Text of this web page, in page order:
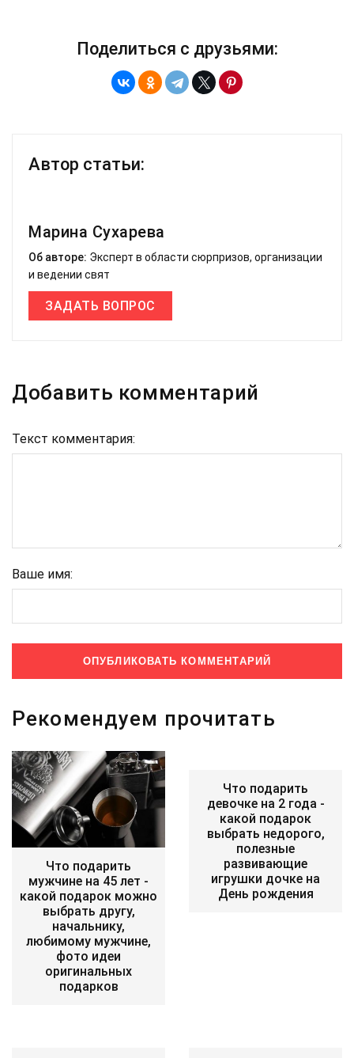
Поделиться с друзьями:
Автор статьи:
Марина Сухарева
Об авторе: Эксперт в области сюрпризов, организации
и ведении свят
ЗАДАТЬ ВОПРОС
Добавить комментарий
Текст комментария:
Ваше имя:
Рекомендуем прочитать
Что подарить
мужчине на 45 лет -
какой подарок можно
выбрать другу,
начальнику,
любимому мужчине,
фото идеи
оригинальных
подарков
Что подарить
девочке на 2 года -
какой подарок
выбрать недорого,
полезные
развивающие
игрушки дочке на
День рождения